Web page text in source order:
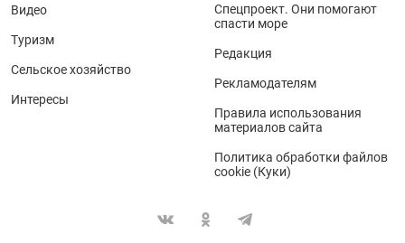
Видео
Туризм
Сельское хозяйство
Интересы
Спецпроект. Они помогают
спасти море
Редакция
Рекламодателям
Правила использования
материалов сайта
Политика обработки файлов
cookie (Куки)